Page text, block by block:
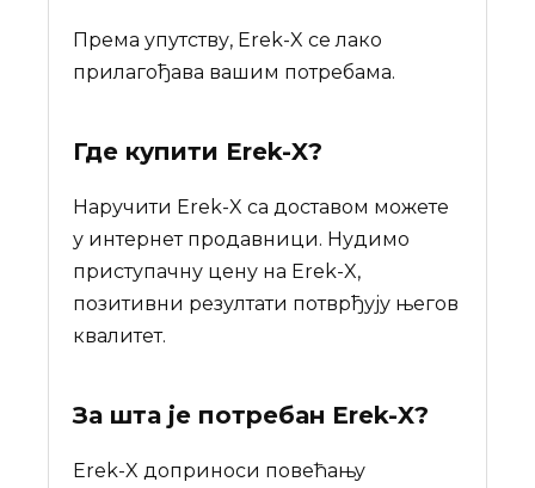
Према упутству, Erek-X се лако
прилагођава вашим потребама.
Где купити Erek-X?
Наручити Erek-X са доставом можете
у интернет продавници. Нудимо
приступачну цену на Erek-X,
позитивни резултати потврђују његов
квалитет.
За шта је потребан Erek-X?
Erek-X доприноси повећању